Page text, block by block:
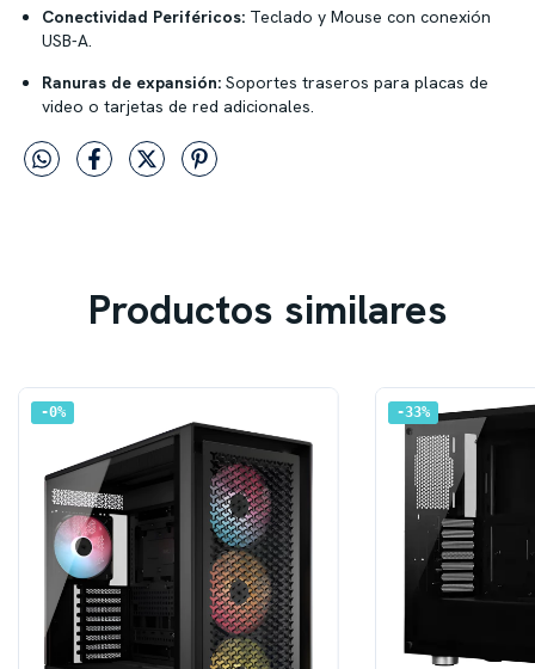
Conectividad Periféricos: Teclado y Mouse con conexión
USB-A.
Ranuras de expansión: Soportes traseros para placas de
video o tarjetas de red adicionales.
Productos similares
0% 33%